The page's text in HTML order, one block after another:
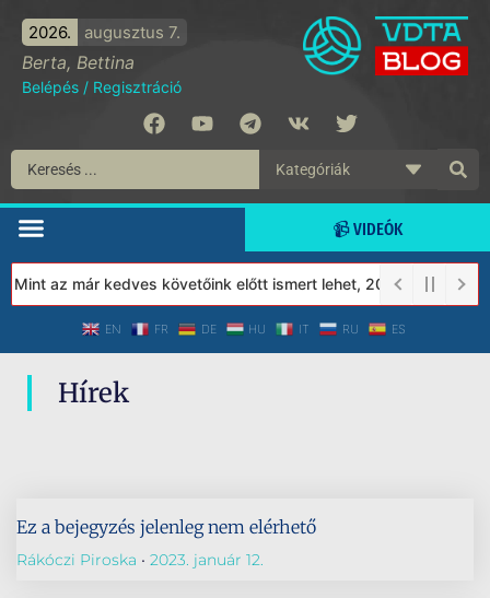
2026. augusztus 7.
Berta, Bettina
Belépés / Regisztráció
📹 VIDEÓK
az már kedves követőink előtt ismert lehet, 2023-tól a
EN FR DE HU IT RU ES
Hírek
Ez a bejegyzés jelenleg nem elérhető
Rákóczi Piroska 2023. január 12.